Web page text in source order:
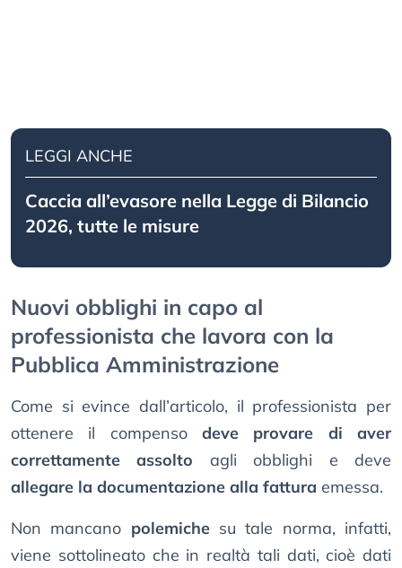
LEGGI ANCHE
Caccia all’evasore nella Legge di Bilancio
2026, tutte le misure
Nuovi obblighi in capo al
professionista che lavora con la
Pubblica Amministrazione
Come si evince dall’articolo, il professionista per
ottenere il compenso deve provare di aver
correttamente assolto agli obblighi e deve
allegare la documentazione alla fattura emessa.
Non mancano polemichesu tale norma, infatti,
viene sottolineato che in realtà tali dati, cioè dati